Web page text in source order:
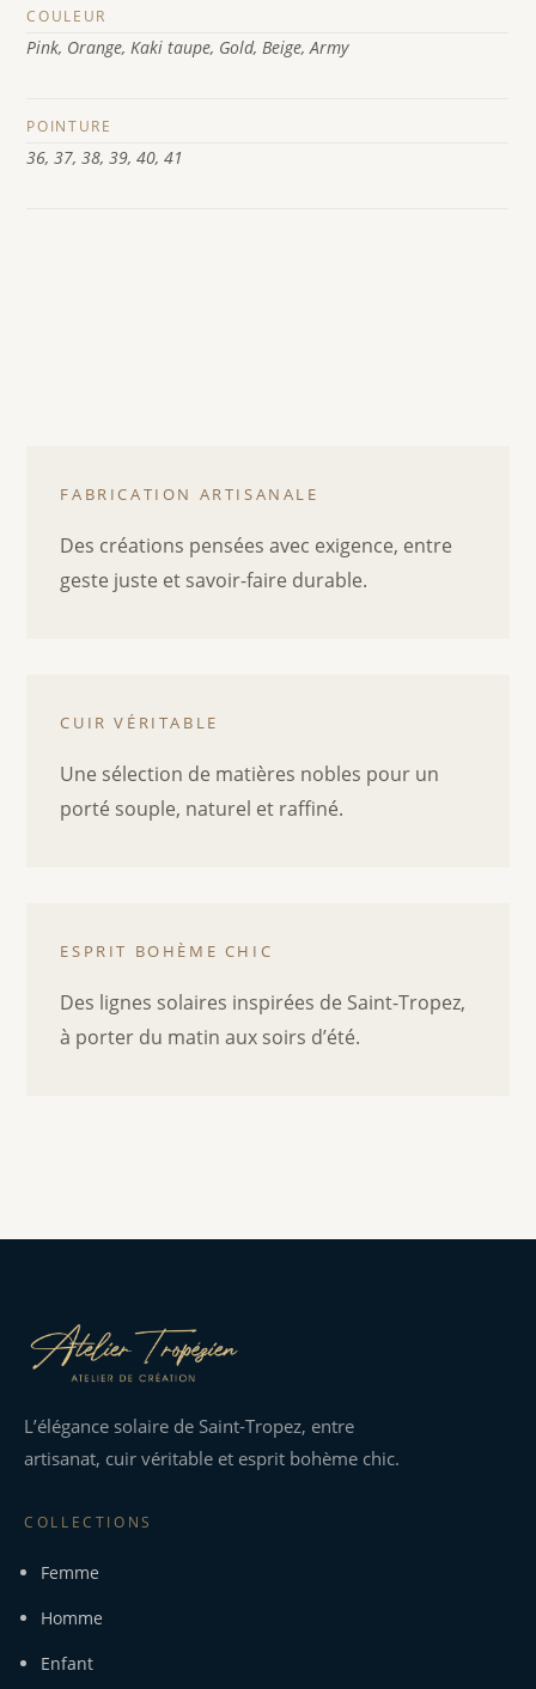
COULEUR
Pink, Orange, Kaki taupe, Gold, Beige, Army
POINTURE
36, 37, 38, 39, 40, 41
FABRICATION ARTISANALE
Des créations pensées avec exigence, entre
geste juste et savoir-faire durable.
CUIR VÉRITABLE
Une sélection de matières nobles pour un
porté souple, naturel et raffiné.
ESPRIT BOHÈME CHIC
Des lignes solaires inspirées de Saint-Tropez,
à porter du matin aux soirs d’été.
L’élégance solaire de Saint-Tropez, entre
artisanat, cuir véritable et esprit bohème chic.
COLLECTIONS
Femme
Homme
Enfant